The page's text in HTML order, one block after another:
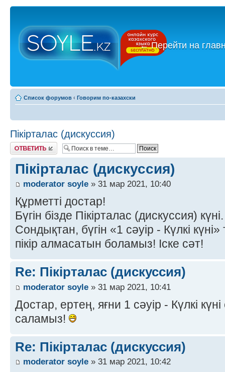
←Перейти на
Список форумов ‹ Говорим по-казахски
Пікірталас (дискуссия)
Ответить
Пікірталас (дискуссия)
moderator soyle » 31 мар 2021, 10:40
Құрметті достар!
Бүгін бізде Пікірталас (дискуссия) күні.
Сондықтан, бүгін «1 сәуір - Күлкі
пікір алмасатын боламыз! Іске сәт!
Re: Пікірталас (дискуссия)
moderator soyle » 31 мар 2021, 10:41
Достар, ертең, яғни 1 сәуір - Күлкі күні
саламыз!
Re: Пікірталас (дискуссия)
moderator soyle » 31 мар 2021, 10:42